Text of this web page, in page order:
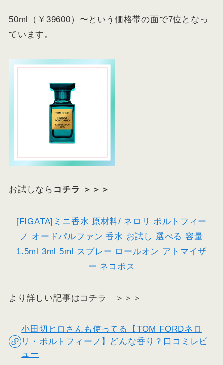
50ml（￥39600）〜という価格帯の面で7位となっ
ています。
お試しなら コチラ ＞＞＞
[FIGATA]ミニ香水 原材料/ ネロリ ポルトフィー
ノ オードパルファン 香水 お試し 選べる 容量
1.5ml 3ml 5ml スプレー ロールオン アトマイザ
ー ネコポス
より詳しい記事はコチラ ＞＞＞
小田切ヒロさんも使ってる【TOM FORDネロ
リ・ポルトフィーノ】どんな香り？口コミレビ
ュー